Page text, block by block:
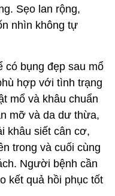
Sẹo lan rộng,
nhìn không tự
có bụng đẹp sau mổ
hợp với tình trạng
mổ và khâu chuẩn
mỡ và da dư thừa,
khâu siết cân cơ,
trong và cuối cùng
Người bệnh cần
kết quả hồi phục tốt